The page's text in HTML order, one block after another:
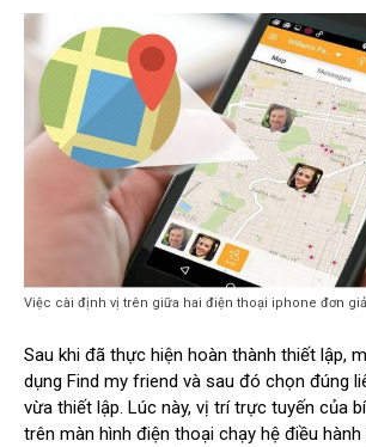
Việc cài định vị trên giữa hai điện thoại iphone đơn
Sau khi đã thực hiện hoàn thành thiết lập,
dụng Find my friend và sau đó chọn đúng
vừa thiết lập. Lúc này, vị trí trực tuyến của
trên màn hình điện thoại chạy hệ điều hành